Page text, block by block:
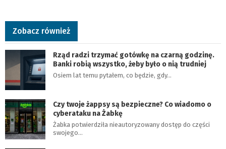
Zobacz również
Rząd radzi trzymać gotówkę na czarną godzinę.
Banki robią wszystko, żeby było o nią trudniej
Osiem lat temu pytałem, co będzie, gdy…
Czy twoje żappsy są bezpieczne? Co wiadomo o
cyberataku na Żabkę
Żabka potwierdziła nieautoryzowany dostęp do części
swojego…